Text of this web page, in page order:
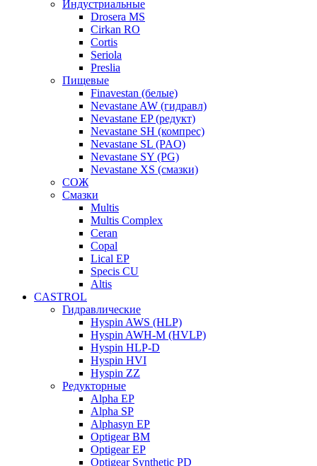
Индустриальные
Drosera MS
Cirkan RO
Cortis
Seriola
Preslia
Пищевые
Finavestan (белые)
Nevastane AW (гидравл)
Nevastane EP (редукт)
Nevastane SH (компрес)
Nevastane SL (PAO)
Nevastane SY (PG)
Nevastane XS (смазки)
СОЖ
Смазки
Multis
Multis Complex
Ceran
Copal
Lical EP
Specis CU
Altis
CASTROL
Гидравлические
Hyspin AWS (HLP)
Hyspin AWH-M (HVLP)
Hyspin HLP-D
Hyspin HVI
Hyspin ZZ
Редукторные
Alpha EP
Alpha SP
Alphasyn EP
Optigear BM
Optigear EP
Optigear Synthetic PD